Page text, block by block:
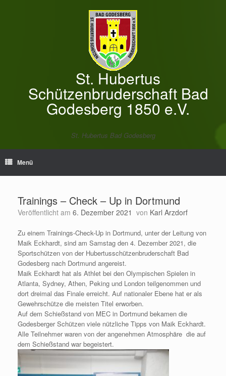
St. Hubertus
Schützenbruderschaft Bad
Godesberg 1850 e.V.
St. Hubertus Bad Godesberg
Menü
Trainings – Check – Up in Dortmund
Veröffentlicht am 6. Dezember 2021 von Karl Arzdorf
Zu einem Trainings-Check-Up in Dortmund, unter der Leitung von
Maik Eckhardt, sind am Samstag den 4. Dezember 2021, die
Sportschützen von der Hubertusschützenbruderschaft Bad
Godesberg nach Dortmund angereist.
Maik Eckhardt hat als Athlet bei den Olympischen Spielen in
Atlanta, Sydney, Athen, Peking und London teilgenommen und
dort dreimal das Finale erreicht. Auf nationaler Ebene hat er als
Gewehrschütze die meisten Titel erworben.
Auf dem Schießstand von MEC in Dortmund bekamen die
Godesberger Schützen viele nützliche Tipps von Maik Eckhardt.
Alle Teilnehmer waren von der angenehmen Atmosphäre die auf
dem Schießstand war begeistert.